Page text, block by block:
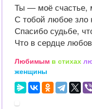
Ты — моё
С тобой любое зло
Спасибо судьбе,
Что в сердце
Любимым в стихах
женщины